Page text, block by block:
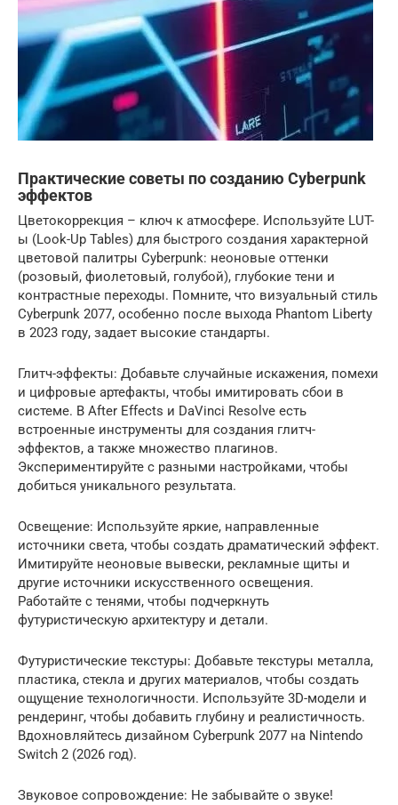
Практические советы по созданию Cyberpunk
эффектов
Цветокоррекция – ключ к атмосфере. Используйте LUT-
ы (Look-Up Tables) для быстрого создания характерной
цветовой палитры Cyberpunk: неоновые оттенки
(розовый, фиолетовый, голубой), глубокие тени и
контрастные переходы. Помните, что визуальный стиль
Cyberpunk 2077, особенно после выхода Phantom Liberty
в 2023 году, задает высокие стандарты.
Глитч-эффекты: Добавьте случайные искажения, помехи
и цифровые артефакты, чтобы имитировать сбои в
системе. В After Effects и DaVinci Resolve есть
встроенные инструменты для создания глитч-
эффектов, а также множество плагинов.
Экспериментируйте с разными настройками, чтобы
добиться уникального результата.
Освещение: Используйте яркие, направленные
источники света, чтобы создать драматический эффект.
Имитируйте неоновые вывески, рекламные щиты и
другие источники искусственного освещения.
Работайте с тенями, чтобы подчеркнуть
футуристическую архитектуру и детали.
Футуристические текстуры: Добавьте текстуры металла,
пластика, стекла и других материалов, чтобы создать
ощущение технологичности. Используйте 3D-модели и
рендеринг, чтобы добавить глубину и реалистичность.
Вдохновляйтесь дизайном Cyberpunk 2077 на Nintendo
Switch 2 (2026 год).
Звуковое сопровождение: Не забывайте о звуке!